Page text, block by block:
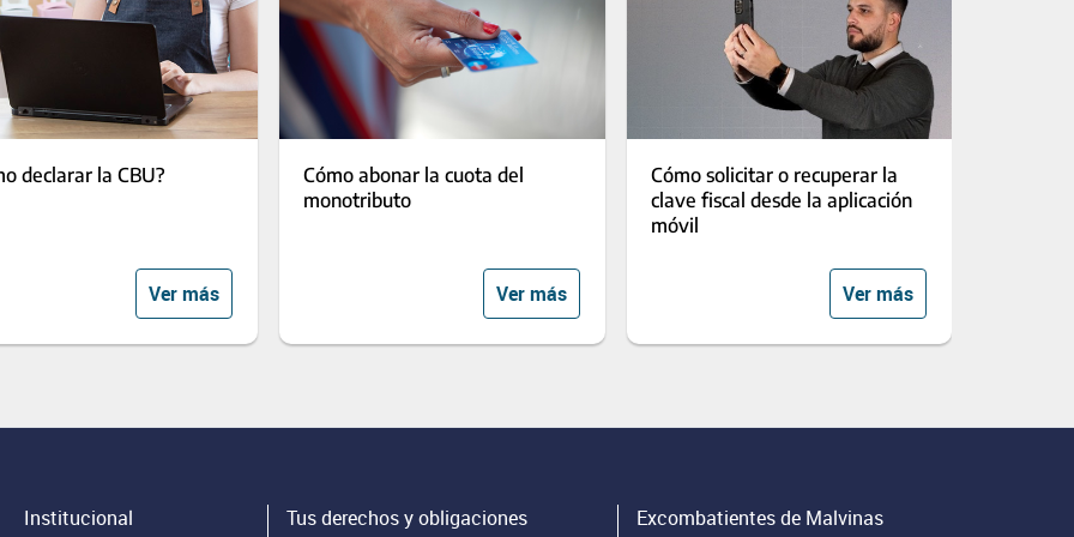
declarar la CBU?
Ver más
Cómo abonar la cuota del
monotributo
Ver más
Cómo solicitar o recuperar la
clave fiscal desde la aplicación
móvil
Ver más
Institucional Tus derechos y obligaciones Excombatientes de Malvinas